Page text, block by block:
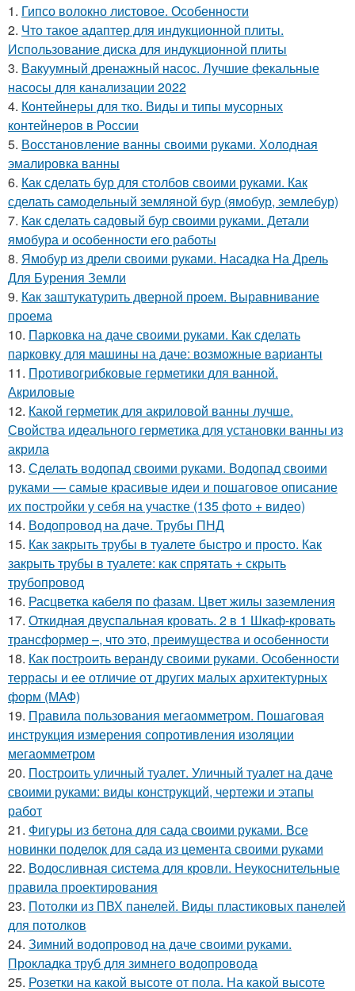
1. Гипсо волокно листовое. Особенности
2. Что такое адаптер для индукционной плиты.
Использование диска для индукционной плиты
3. Вакуумный дренажный насос. Лучшие фекальные
насосы для канализации 2022
4. Контейнеры для тко. Виды и типы мусорных
контейнеров в России
5. Восстановление ванны своими руками. Холодная
эмалировка ванны
6. Как сделать бур для столбов своими руками. Как
сделать самодельный земляной бур (ямобур, землебур)
7. Как сделать садовый бур своими руками. Детали
ямобура и особенности его работы
8. Ямобур из дрели своими руками. Насадка На Дрель
Для Бурения Земли
9. Как заштукатурить дверной проем. Выравнивание
проема
10. Парковка на даче своими руками. Как сделать
парковку для машины на даче: возможные варианты
11. Противогрибковые герметики для ванной.
Акриловые
12. Какой герметик для акриловой ванны лучше.
Свойства идеального герметика для установки ванны из
акрила
13. Сделать водопад своими руками. Водопад своими
руками — самые красивые идеи и пошаговое описание
их постройки у себя на участке (135 фото + видео)
14. Водопровод на даче. Трубы ПНД
15. Как закрыть трубы в туалете быстро и просто. Как
закрыть трубы в туалете: как спрятать + скрыть
трубопровод
16. Расцветка кабеля по фазам. Цвет жилы заземления
17. Откидная двуспальная кровать. 2 в 1 Шкаф-кровать
трансформер –, что это, преимущества и особенности
18. Как построить веранду своими руками. Особенности
террасы и ее отличие от других малых архитектурных
форм (МАФ)
19. Правила пользования мегаомметром. Пошаговая
инструкция измерения сопротивления изоляции
мегаомметром
20. Построить уличный туалет. Уличный туалет на даче
своими руками: виды конструкций, чертежи и этапы
работ
21. Фигуры из бетона для сада своими руками. Все
новинки поделок для сада из цемента своими руками
22. Водосливная система для кровли. Неукоснительные
правила проектирования
23. Потолки из ПВХ панелей. Виды пластиковых панелей
для потолков
24. Зимний водопровод на даче своими руками.
Прокладка труб для зимнего водопровода
25. Розетки на какой высоте от пола. На какой высоте